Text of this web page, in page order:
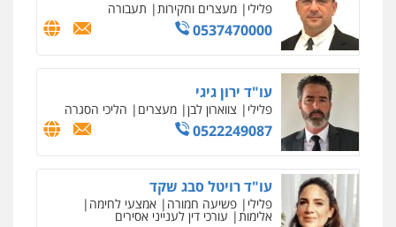
פלילי מעצרים וחקירות תעבורה
0537470000
עו"ד ירון גיגי
פלילי צווארון לבן מעצרים הליכי הסגרה
0522249087
עו"ד רויטל סבג שקד
פלילי פשיעה חמורה אמצעי לחימה
אלימות עורכי דין לענייני אסירים